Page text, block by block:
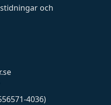
och
4036)